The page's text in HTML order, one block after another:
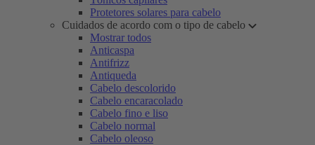
Protetores solares para cabelo
Cuidados de acordo com o tipo de cabelo
Mostrar todos
Anticaspa
Antifrizz
Antiqueda
Cabelo descolorido
Cabelo encaracolado
Cabelo fino e liso
Cabelo normal
Cabelo oleoso